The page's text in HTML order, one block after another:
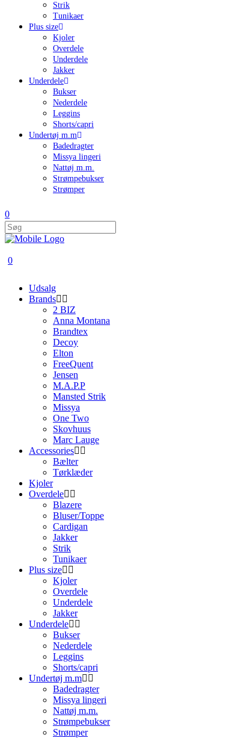
Strik
Tunikaer
Plus size
Kjoler
Overdele
Underdele
Jakker
Underdele
Bukser
Nederdele
Leggins
Shorts/capri
Undertøj m.m
Badedragter
Missya lingeri
Nattøj m.m.
Strømpebukser
Strømper
0
0
Udsalg
Brands
2 BIZ
Anna Montana
Brandtex
Decoy
Elton
FreeQuent
Jensen
M.A.P.P
Mansted Strik
Missya
One Two
Skovhuus
Marc Lauge
Accessories
Bælter
Tørklæder
Kjoler
Overdele
Blazere
Bluser/Toppe
Cardigan
Jakker
Strik
Tunikaer
Plus size
Kjoler
Overdele
Underdele
Jakker
Underdele
Bukser
Nederdele
Leggins
Shorts/capri
Undertøj m.m
Badedragter
Missya lingeri
Nattøj m.m.
Strømpebukser
Strømper